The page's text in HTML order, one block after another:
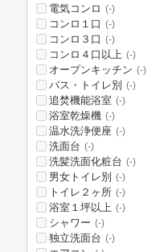
電気コンロ (-)
コンロ１口 (-)
コンロ３口 (-)
コンロ４口以上 (-)
オープンキッチン (-)
バス・トイレ別 (-)
追焚機能浴室 (-)
浴室乾燥機 (-)
温水洗浄便座 (-)
洗面台 (-)
洗髪洗面化粧台 (-)
男女トイレ別 (-)
トイレ２ヶ所 (-)
浴室１坪以上 (-)
シャワー (-)
独立洗面台 (-)